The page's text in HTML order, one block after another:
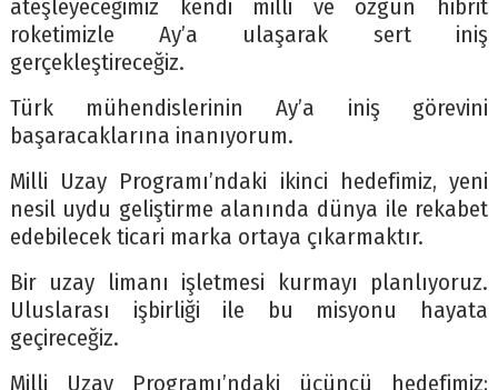
ateşleyeceğimiz kendi milli ve özgün hibrit
roketimizle Ay’a ulaşarak sert iniş
gerçekleştireceğiz.
Türk mühendislerinin Ay’a iniş görevini
başaracaklarına inanıyorum.
Milli Uzay Programı’ndaki ikinci hedefimiz, yeni
nesil uydu geliştirme alanında dünya ile rekabet
edebilecek ticari marka ortaya çıkarmaktır.
Bir uzay limanı işletmesi kurmayı planlıyoruz.
Uluslarası işbirliği ile bu misyonu hayata
geçireceğiz.
Milli Uzay Programı’ndaki üçüncü hedefimiz;